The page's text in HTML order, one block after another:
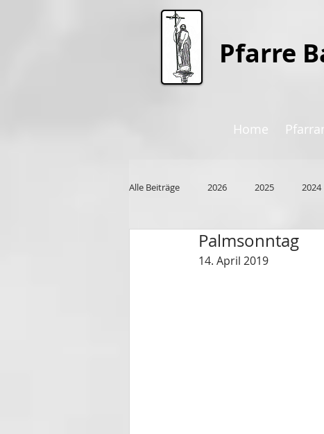
Pfarre
Home
Alle Beiträge 2026 2025 2024
Palmsonntag
14. April 2019